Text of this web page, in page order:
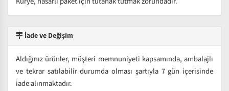
İade ve Değişim
Aldığınız ürünler, müşteri memnuniyeti kapsamında, ambalajlı
ve tekrar satılabilir durumda olması şartıyla 7 gün içerisinde
iade alınmaktadır.